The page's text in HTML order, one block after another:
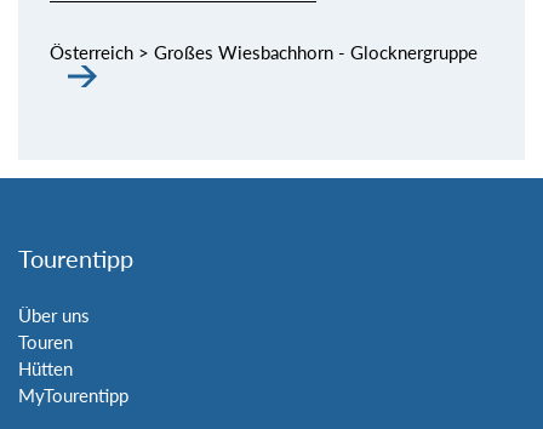
Österreich > Großes Wiesbachhorn - Glocknergruppe
Tourentipp
Über uns
Touren
Hütten
MyTourentipp